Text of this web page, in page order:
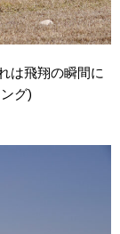
は飛翔の瞬間に
グ)